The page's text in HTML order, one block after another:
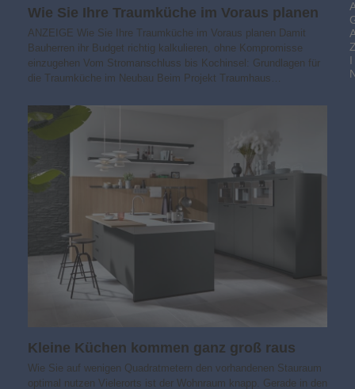
Wie Sie Ihre Traumküche im Voraus planen
ANZEIGE Wie Sie Ihre Traumküche im Voraus planen Damit
Bauherren ihr Budget richtig kalkulieren, ohne Kompromisse
einzugehen Vom Stromanschluss bis Kochinsel: Grundlagen für
die Traumküche im Neubau Beim Projekt Traumhaus…
Kleine Küchen kommen ganz groß raus
Wie Sie auf wenigen Quadratmetern den vorhandenen Stauraum
optimal nutzen Vielerorts ist der Wohnraum knapp. Gerade in den
I